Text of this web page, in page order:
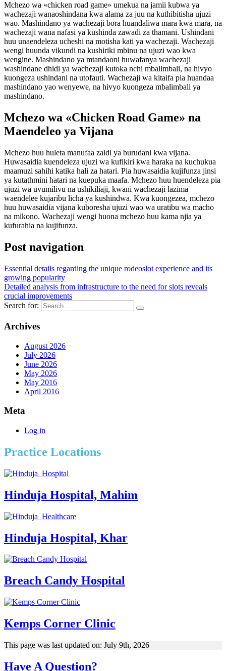
Mchezo wa «chicken road game» umekua na jamii kubwa ya
wachezaji wanaoshindana kwa alama za juu na kuthibitisha ujuzi
wao. Mashindano ya wachezaji bora huandaliwa mara kwa mara, na
wachezaji wana nafasi ya kushinda zawadi za thamani. Ushindani
huu unaendeleza ucheshi na motisha kati ya wachezaji. Wachezaji
wengi huunda vikundi na kushiriki mbinu na ujuzi wao kwa
wengine. Mashindano ya mtandaoni huwafanya wachezaji
washindane dhidi ya wachezaji kutoka nchi mbalimbali, na hivyo
kuongeza ushindani na utofauti. Wachezaji wa kitaifa pia huandaa
mashindano yao wenyewe, na hivyo kuongeza mbalimbali ya
mashindano.
Mchezo wa «Chicken Road Game» na
Maendeleo ya Vijana
Mchezo huu huleta manufaa zaidi ya burudani kwa vijana.
Huwasaidia kuendeleza ujuzi wa kufikiri kwa haraka na kuchukua
maamuzi sahihi katika hali za hatari. Pia huwasaidia kujifunza jinsi
ya kutathmini hatari na kuepuka maafa. Mchezo huu huendeleza pia
ujuzi wa uvumilivu na ushikiliaji, kwani wachezaji lazima
waendelee kujaribu licha ya kushindwa. Kwa kuongezea, mchezo
huu huwasaidia vijana kuboresha ujuzi wao wa uratibu wa macho
na mikono. Wachezaji wengi huona mchezo huu kama njia ya
kufurahia na kujifunza.
Post navigation
Essential details regarding the unique rodeoslot experience and its
growing popularity
Detailed analysis from infrastructure to the need for slots reveals
crucial improvements
Search for:
Archives
August 2026
July 2026
June 2026
May 2026
May 2016
April 2016
Meta
Log in
Practice Locations
Hinduja Hospital, Mahim
Hinduja Hospital, Khar
Breach Candy Hospital
Kemps Corner Clinic
This page was last updated on: July 9th, 2026
Have A Question?